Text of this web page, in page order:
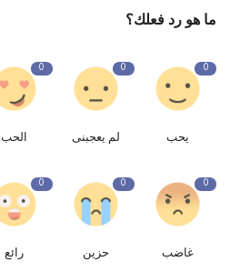
ما هو رد فعلك؟
0
يحب
0
لم يعجبنى
0
الحب
0
غاضب
0
حزين
0
رائع